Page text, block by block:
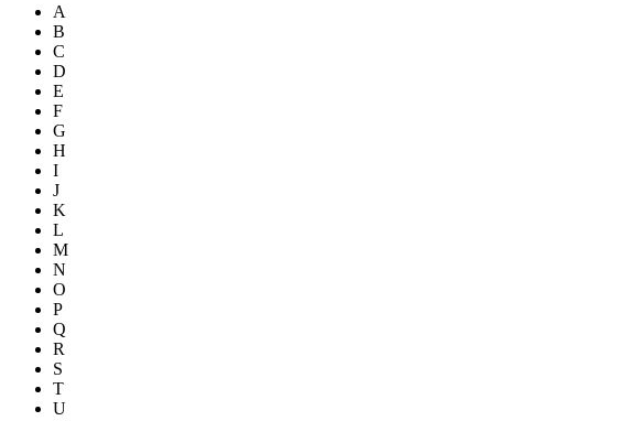
A
B
C
D
E
F
G
H
I
J
K
L
M
N
O
P
Q
R
S
T
U